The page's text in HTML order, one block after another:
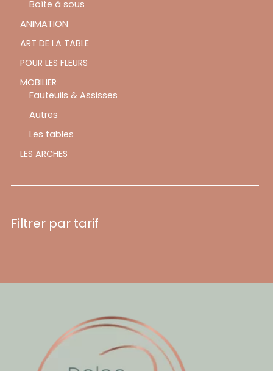
Boîte à sous
ANIMATION
ART DE LA TABLE
POUR LES FLEURS
MOBILIER
Fauteuils & Assisses
Autres
Les tables
LES ARCHES
Filtrer par tarif